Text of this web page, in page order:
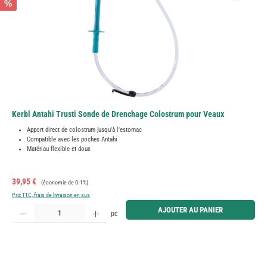
%
Kerbl Antahi Trusti Sonde de Drenchage Colostrum pour Veaux
Apport direct de colostrum jusqu'à l'estomac
Compatible avec les poches Antahi
Matériau flexible et doux
Prix de vente :
39,95 € Prix régulier :
(économie de 0.1%)
Prix TTC, frais de livraison en sus
Quantité de produit : Entrez la quantité souhaitée ou utilisez les boutons pour augmenter ou
pc AJOUTER AU PANIER